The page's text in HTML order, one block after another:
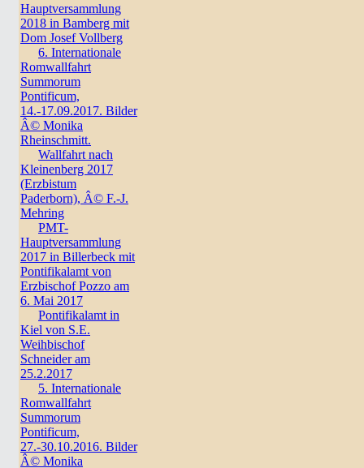
Hauptversammlung
2018 in Bamberg mit
Dom Josef Vollberg
6. Internationale
Romwallfahrt
Summorum
Pontificum,
14.-17.09.2017. Bilder
Â© Monika
Rheinschmitt.
Wallfahrt nach
Kleinenberg 2017
(Erzbistum
Paderborn), Â© F.-J.
Mehring
PMT-
Hauptversammlung
2017 in Billerbeck mit
Pontifikalamt von
Erzbischof Pozzo am
6. Mai 2017
Pontifikalamt in
Kiel von S.E.
Weihbischof
Schneider am
25.2.2017
5. Internationale
Romwallfahrt
Summorum
Pontificum,
27.-30.10.2016. Bilder
Â© Monika